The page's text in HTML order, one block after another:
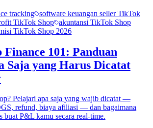
tracking software keuangan seller TikTok
TikTok Shop akuntansi TikTok Shop
TikTok Shop 2026
101: Panduan
Saja yang Harus Dicatat
Pelajari apa saja yang wajib dicatat —
refund, biaya afiliasi — dan bagaimana
P&L kamu secara real-time.